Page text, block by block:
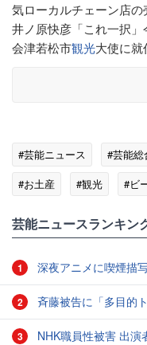
気ローカルチェーン店の
井ノ原快彦「これ一択
会津若松市観光大使に就
#芸能ニュース #芸能総
#お土産
#観光 #ビ
芸能ニュースランキン
1 深夜アニメに喫煙描
2 斉藤被告に「多目的
3 NHK職員性被害 出演